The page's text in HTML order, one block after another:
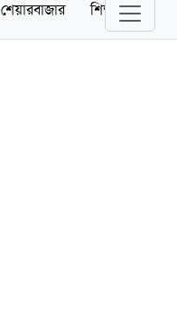
শেয়ারবাজার শিক্ষা